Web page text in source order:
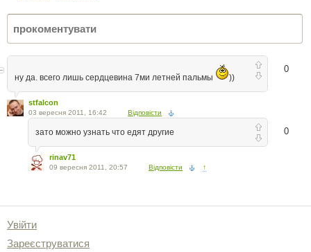
0
ну да. всего лишь сердцевина 7ми летней пальмы ))
stfalcon
03 вересня 2011, 16:42 Відповісти
0
зато можно узнать что едят другие
rinav71
09 вересня 2011, 20:57 Відповісти ↑
Увійти
Зареєструватися